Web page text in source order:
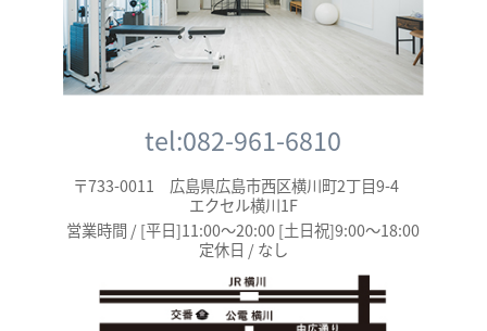
tel:082-961-6810
〒733-0011 広島県広島市西区横川町2丁目9-4
エクセル横川1F
営業時間 / [平日]11:00～20:00 [土日祝]9:00～18:00
定休日 / なし